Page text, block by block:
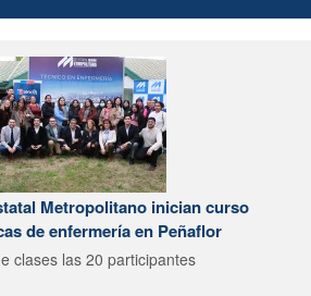
Metropolitano inician curso
de enfermería en Peñaflor
clases las 20 participantes